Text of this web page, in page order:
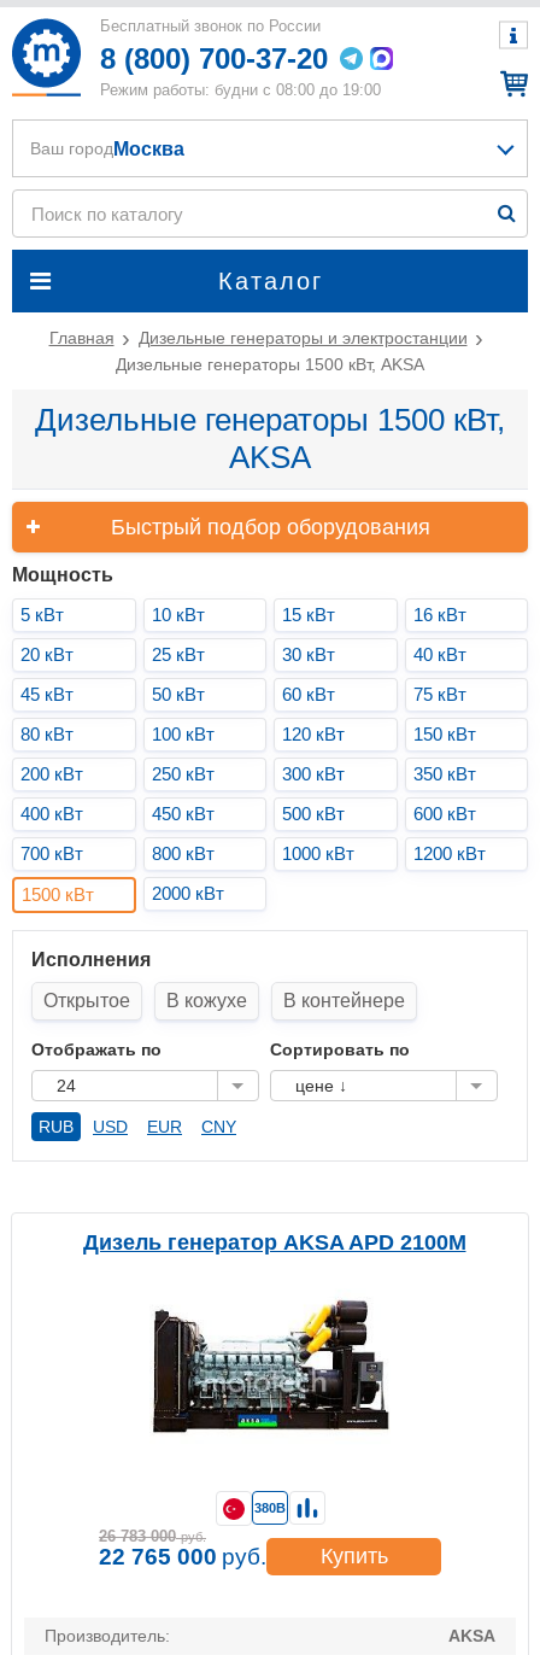
Бесплатный звонок по России
8 (800) 700-37-20
Режим работы: будни с 08:00 до 19:00
Каталог
Ваш город Москва
Главная
Дизельные генераторы и электростанции
Дизельные генераторы 1500 кВт, AKSA
Дизельные генераторы 1500 кВт,
AKSA
Быстрый подбор оборудования
Мощность
5 кВт
10 кВт 15 кВт
16 кВт
20 кВт
25 кВт 30 кВт
40 кВт
45 кВт
50 кВт 60 кВт
75 кВт
80 кВт
100 кВт 120 кВт
150 кВт
200 кВт
250 кВт 300 кВт
350 кВт
400 кВт
450 кВт 500 кВт
600 кВт
700 кВт
800 кВт 1000 кВт
1200 кВт
1500 кВт
2000 кВт
Исполнения
Открытое
В кожухе В контейнере
Отображать по
24
Сортировать по
цене ↓
RUB USD EUR CNY
Дизель генератор AKSA APD 2100M
Производитель:
AKSA
380В
26 783 000 руб.
22 765 000 руб. Купить